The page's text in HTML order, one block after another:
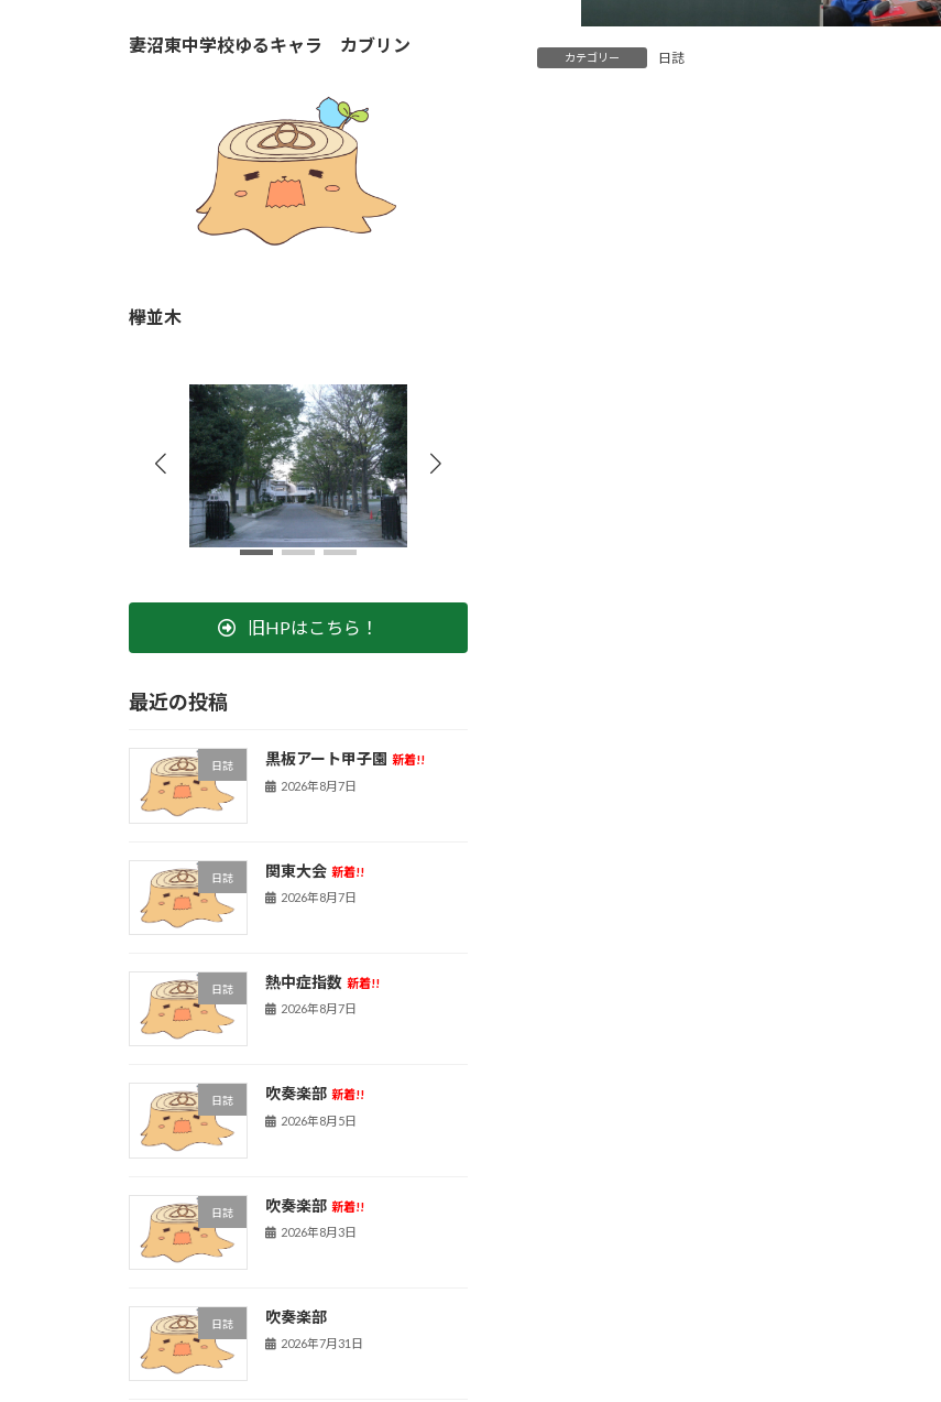
カテゴリー 日誌
妻沼東中学校ゆるキャラ カブリン
欅並木
旧HPはこちら！
最近の投稿
日誌 黒板アート甲子園 新着!!
2026年8月7日
日誌 関東大会 新着!!
2026年8月7日
日誌 熱中症指数 新着!!
2026年8月7日
日誌 吹奏楽部 新着!!
2026年8月5日
日誌 吹奏楽部 新着!!
2026年8月3日
日誌 吹奏楽部
2026年7月31日